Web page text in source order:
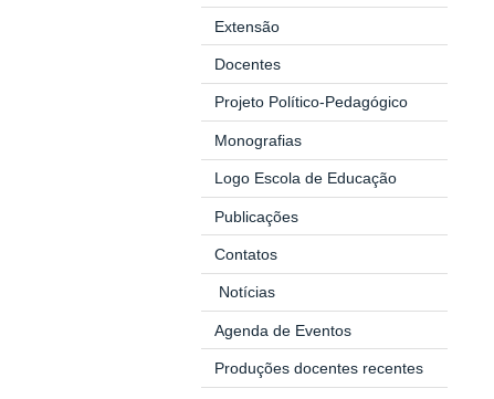
Extensão
Docentes
Projeto Político-Pedagógico
Monografias
Logo Escola de Educação
Publicações
Contatos
Notícias
Agenda de Eventos
Produções docentes recentes